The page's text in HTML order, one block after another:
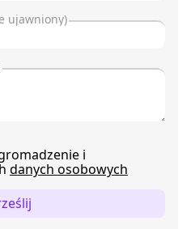
i
danych osobowych